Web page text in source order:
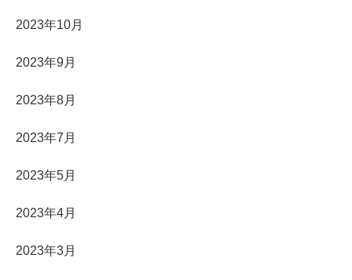
2023年10月
2023年9月
2023年8月
2023年7月
2023年5月
2023年4月
2023年3月